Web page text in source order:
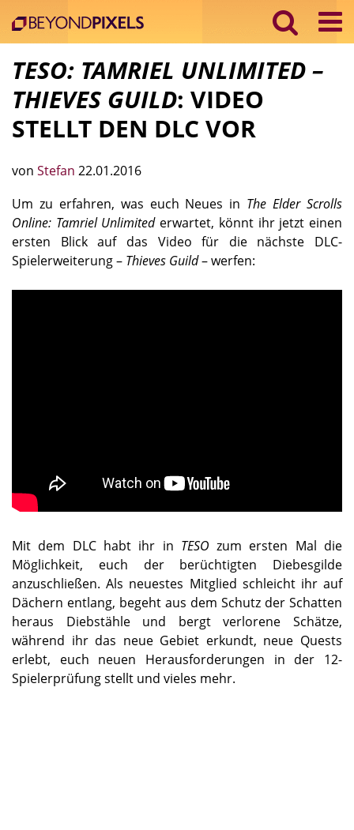
TESO: TAMRIEL UNLIMITED –
THIEVES GUILD: VIDEO
STELLT DEN DLC VOR
von Stefan 22.01.2016
Um zu erfahren, was euch Neues in The Elder Scrolls
Online: Tamriel Unlimitederwartet, könnt ihr jetzt einen
ersten Blick auf das Video für die nächste DLC-
Spielerweiterung – Thieves Guild– werfen:
Mit dem DLC habt ihr in TESO zum ersten Mal die
Möglichkeit, euch der berüchtigten Diebesgilde
anzuschließen. Als neuestes Mitglied schleicht ihr auf
Dächern entlang, begeht aus dem Schutz der Schatten
heraus Diebstähle und bergt verlorene Schätze,
während ihr das neue Gebiet erkundt, neue Quests
erlebt, euch neuen Herausforderungen in der 12-
Spielerprüfung stellt und vieles mehr.